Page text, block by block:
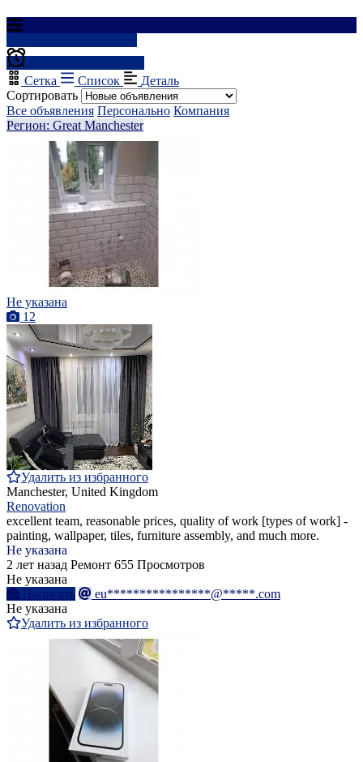
Сетка
Список
Деталь
Сортировать
Все объявления Персонально Компания
Регион: Great Manchester
Не указана
12
Удалить из избранного
Manchester, United Kingdom
Renovation
excellent team, reasonable prices, quality of work [types of work] -
painting, wallpaper, tiles, furniture assembly, and much more.
Не указана
2 лет назад Ремонт 655 Просмотров
Не указана
Написать
eu****************@*****.com
Не указана
Удалить из избранного